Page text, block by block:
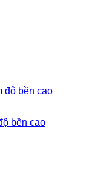
bền cao